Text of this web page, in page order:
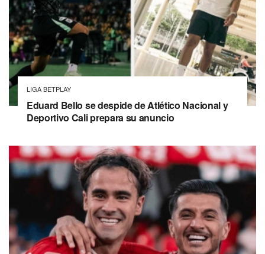
LIGA BETPLAY
Eduard Bello se despide de Atlético Nacional y
Deportivo Cali prepara su anuncio